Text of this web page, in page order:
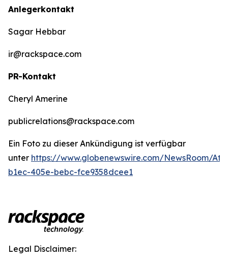
Anlegerkontakt
Sagar Hebbar
ir@rackspace.com
PR-Kontakt
Cheryl Amerine
publicrelations@rackspace.com
Ein Foto zu dieser Ankündigung ist verfügbar
unter https://www.globenewswire.com/NewsRoom/
b1ec-405e-bebc-fce9358dcee1
Legal Disclaimer: